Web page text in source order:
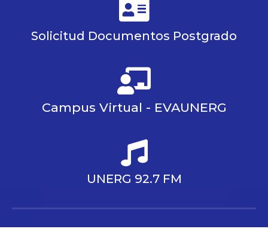
Solicitud Documentos Postgrado
Campus Virtual - EVAUNERG
UNERG 92.7 FM